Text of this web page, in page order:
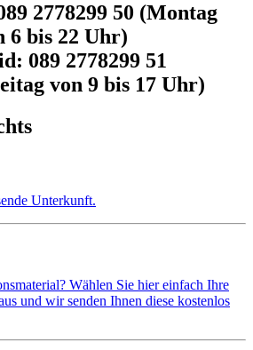
2778299 50 (Montag
6 bis 22 Uhr)
089 2778299 51
von 9 bis 17 Uhr)
Unterkunft.
Wählen Sie hier einfach Ihre
und wir senden Ihnen diese kostenlos